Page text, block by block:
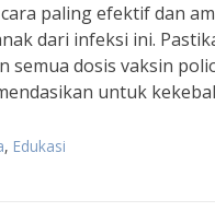
paling efektif dan
dari infeksi ini.
semua dosis vaksin
untuk
, Edukasi